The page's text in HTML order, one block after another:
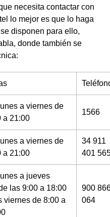
necesita contactar con
lo mejor es que lo haga
disponen para ello,
donde también se
a viernes de
a 21:00
1566
a viernes de
a 21:00
34 911
401
a jueves
las 9:00 a 18:00
viernes de 8:00 a
900
064